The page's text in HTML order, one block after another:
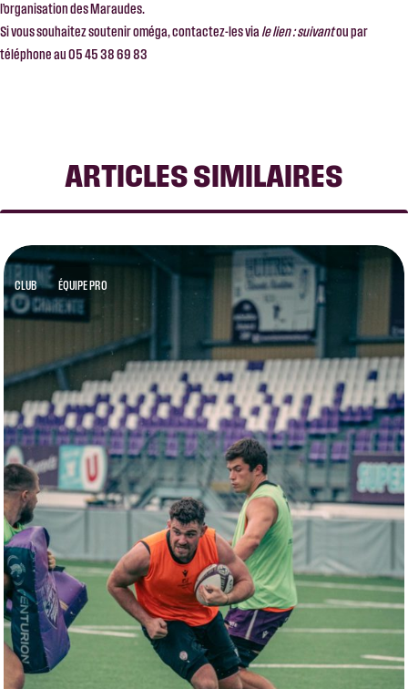
l’organisation des Maraudes.
Si vous souhaitez soutenir oméga, contactez-les via le lien : suivantou par
téléphone au 05 45 38 69 83
ARTICLES SIMILAIRES
CLUB ÉQUIPE PRO